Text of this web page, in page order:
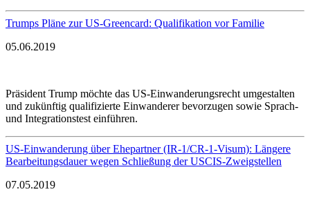
Trumps Pläne zur US-Greencard: Qualifikation vor Familie
05.06.2019
Präsident Trump möchte das US-Einwanderungsrecht umgestalten
und zukünftig qualifizierte Einwanderer bevorzugen sowie Sprach-
und Integrationstest einführen.
US-Einwanderung über Ehepartner (IR-1/CR-1-Visum): Längere
Bearbeitungsdauer wegen Schließung der USCIS-Zweigstellen
07.05.2019